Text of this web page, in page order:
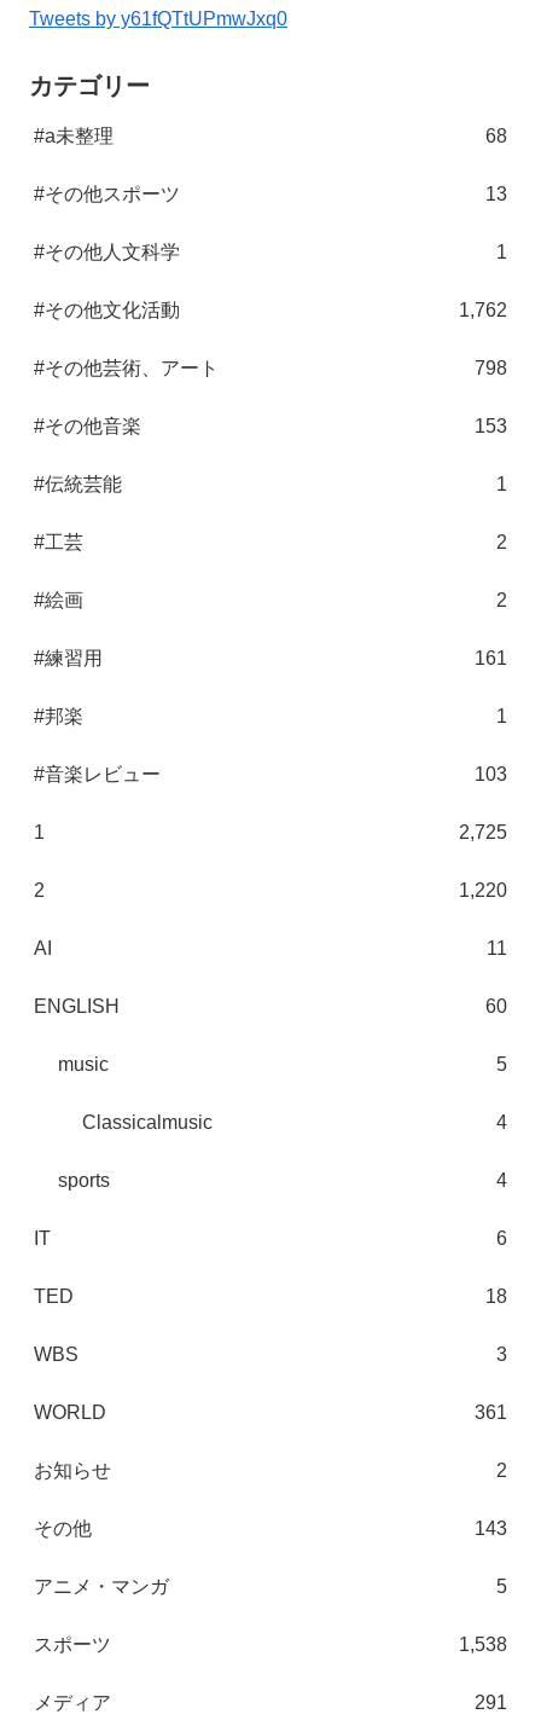
Tweets by y61fQTtUPmwJxq0
カテゴリー
#a未整理 68
#その他スポーツ 13
#その他人文科学 1
#その他文化活動 1,762
#その他芸術、アート 798
#その他音楽 153
#伝統芸能 1
#工芸 2
#絵画 2
#練習用 161
#邦楽 1
#音楽レビュー 103
1 2,725
2 1,220
AI 11
ENGLISH 60
music 5
Classicalmusic 4
sports 4
IT 6
TED 18
WBS 3
WORLD 361
お知らせ 2
その他 143
アニメ・マンガ 5
スポーツ 1,538
メディア 291